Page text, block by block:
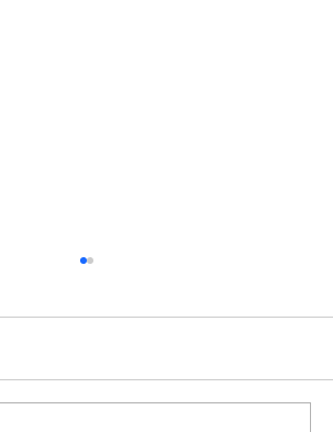
市空手道連盟春季大会（2024年
果報告 形 小1男女 優勝
子 準優勝 栗本夕里杏 組手 小
本拓 小1男女 3位 成瀬綾人
勝 松平晴尚 小3女子 準優